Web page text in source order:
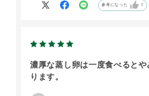
歳！です。
参考になった 0
濃厚な蒸し卵は一度食べると
ります。